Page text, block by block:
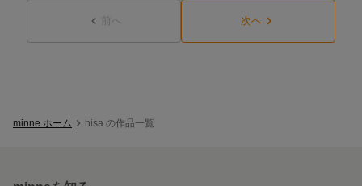
前へ 次へ
minne ホーム hisa の作品一覧